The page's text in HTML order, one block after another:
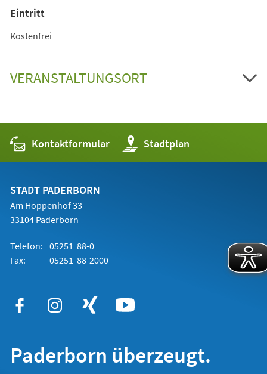
Eintritt
Kostenfrei
VERANSTALTUNGSORT
Kontaktformular Stadtplan
(Öffnet
in
einem
STADT PADERBORN
Am Hoppenhof 33
33104 Paderborn
Telefon: 05251 88-0
Fax:
05251 88-2000
Paderborn überzeugt.